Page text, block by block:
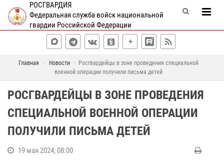
РОСГВАРДИЯ
Федеральная служба войск национальной
гвардии Российской Федерации
Главная Новости
Росгвардейцы в зоне проведения специальной
военной операции получили письма детей
РОСГВАРДЕЙЦЫ В ЗОНЕ ПРОВЕДЕНИЯ
СПЕЦИАЛЬНОЙ ВОЕННОЙ ОПЕРАЦИИ
ПОЛУЧИЛИ ПИСЬМА ДЕТЕЙ
19 мая 2024, 08:00